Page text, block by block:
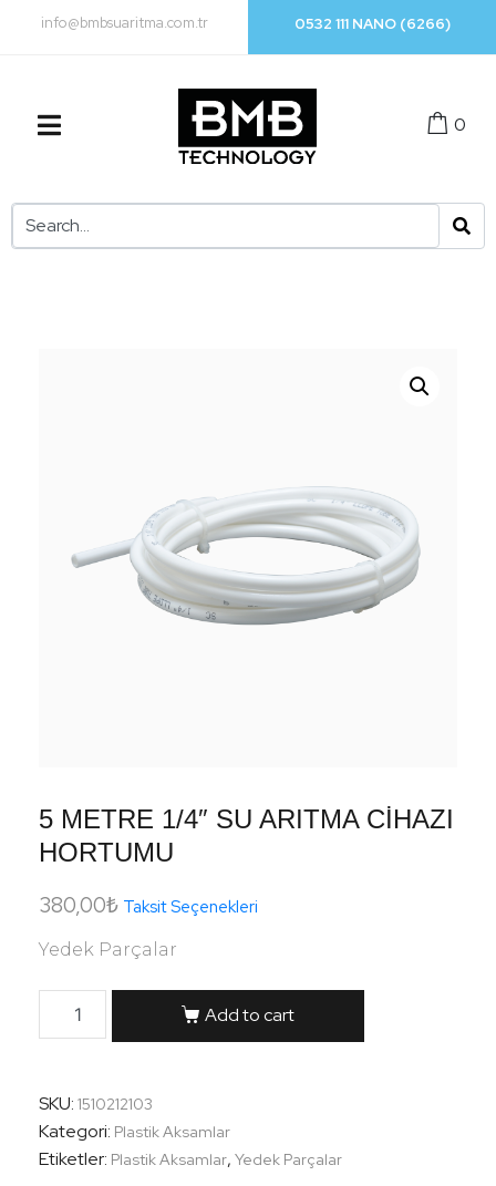
info@bmbsuaritma.com.tr 0532 111 NANO (6266)
0
5 METRE 1/4″ SU ARITMA CİHAZI
HORTUMU
380,00₺ Taksit Seçenekleri
Yedek Parçalar
Add to cart
SKU: 1510212103
Kategori: Plastik Aksamlar
Etiketler: Plastik Aksamlar, Yedek Parçalar